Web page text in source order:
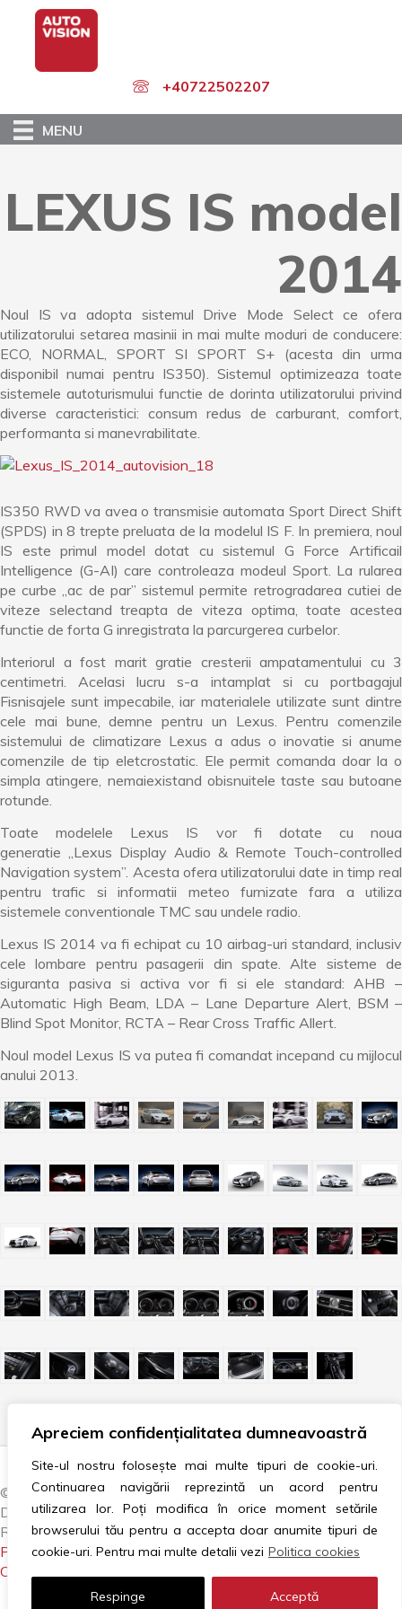
Apreciem confidențialitatea dumneavoastră
Site-ul nostru folosește mai multe tipuri de cookie-uri.
Continuarea navigării reprezintă un acord pentru
utilizarea lor. Poți modifica în orice moment setările
browserului tău pentru a accepta doar anumite tipuri de
cookie-uri. Pentru mai multe detalii vezi Politica cookies
Respinge Acceptă
content
+40722502207
MENU
LEXUS IS model
2014
Noul IS va adopta sistemul Drive Mode Select ce ofera
utilizatorului setarea masinii in mai multe moduri de conducere:
ECO, NORMAL, SPORT SI SPORT S+ (acesta din urma
disponibil numai pentru IS350). Sistemul optimizeaza toate
sistemele autoturismului functie de dorinta utilizatorului privind
diverse caracteristici: consum redus de carburant, comfort,
performanta si manevrabilitate.
IS350 RWD va avea o transmisie automata Sport Direct Shift
(SPDS) in 8 trepte preluata de la modelul IS F. In premiera, noul
IS este primul model dotat cu sistemul G Force Artificail
Intelligence (G-AI) care controleaza modeul Sport. La rularea
pe curbe „ac de par” sistemul permite retrogradarea cutiei de
viteze selectand treapta de viteza optima, toate acestea
functie de forta G inregistrata la parcurgerea curbelor.
Interiorul a fost marit gratie cresterii ampatamentului cu 3
centimetri. Acelasi lucru s-a intamplat si cu portbagajul
Fisnisajele sunt impecabile, iar materialele utilizate sunt dintre
cele mai bune, demne pentru un Lexus. Pentru comenzile
sistemului de climatizare Lexus a adus o inovatie si anume
comenzile de tip eletcrostatic. Ele permit comanda doar la o
simpla atingere, nemaiexistand obisnuitele taste sau butoane
rotunde.
Toate modelele Lexus IS vor fi dotate cu noua
generatie „Lexus Display Audio & Remote Touch-controlled
Navigation system”. Acesta ofera utilizatorului date in timp real
pentru trafic si informatii meteo furnizate fara a utiliza
sistemele conventionale TMC sau undele radio.
Lexus IS 2014 va fi echipat cu 10 airbag-uri standard, inclusiv
cele lombare pentru pasagerii din spate. Alte sisteme de
siguranta pasiva si activa vor fi si ele standard: AHB –
Automatic High Beam, LDA – Lane Departure Alert, BSM –
Blind Spot Monitor, RCTA – Rear Cross Traffic Allert.
Noul model Lexus IS va putea fi comandat incepand cu mijlocul
anului 2013.
© 2007–2024 AUTOVISION / CAR TRADING AND
DISTRIBUTION COMPANY. TOATE DREPTURILE
REZERVATE.
POLITICA COOKIES|GDPR|ANPC|LITIGII
CONTACTEAZĂ-NE